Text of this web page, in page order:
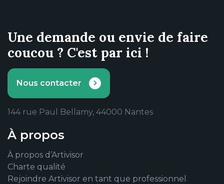
Une demande ou envie de faire
coucou ? C'est par ici !
Nous contacter
144 rue Paul Bellamy, 44000 Nantes
À propos
À propos d’Artivisor
Charte qualité
Rejoindre Artivisor en tant que professionnel